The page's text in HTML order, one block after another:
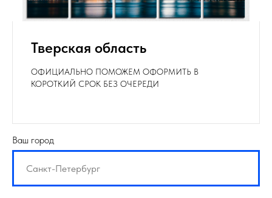
Тверская область
ОФИЦИАЛЬНО ПОМОЖЕМ ОФОРМИТЬ В
КОРОТКИЙ СРОК БЕЗ ОЧЕРЕДИ
Ваш город